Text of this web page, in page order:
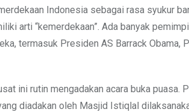
Indonesia sebagai rasa syukur
arti “kemerdekaan”. Ada banyak
termasuk Presiden AS Barrack Obama,
ini rutin mengadakan acara buka puasa.
diadakan oleh Masjid Istiqlal